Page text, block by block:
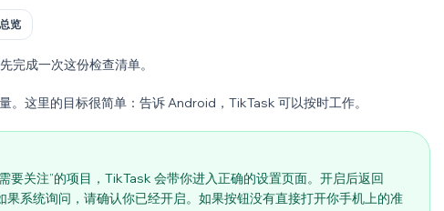
览
完成一次这份检查清单。
这里的目标很简单：告诉 Android，TikTask 可以按时工作。
要关注”的项目，TikTask 会带你进入正确的设置页面。开启后返回
果系统询问，请确认你已经开启。如果按钮没有直接打开你手机上的准